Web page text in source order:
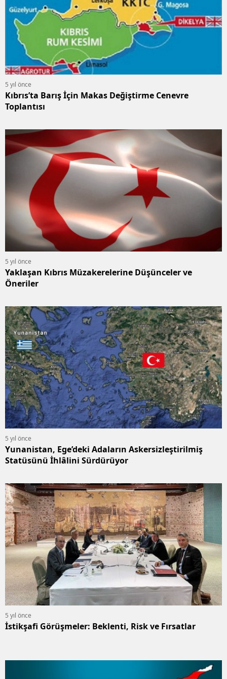
5 yıl önce
Kıbrıs’ta Barış İçin Makas Değiştirme Cenevre
Toplantısı
5 yıl önce
Yaklaşan Kıbrıs Müzakerelerine Düşünceler ve
Öneriler
5 yıl önce
Yunanistan, Ege’deki Adaların Askersizleştirilmiş
Statüsünü İhlâlini Sürdürüyor
5 yıl önce
İstikşafi Görüşmeler: Beklenti, Risk ve Fırsatlar